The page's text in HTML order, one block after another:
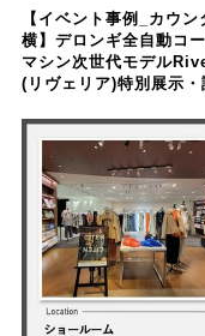
【イベント事例_カウン
横】デロンギ全自動コ
マシン次世代モデル
(リヴェリア)特別展示・